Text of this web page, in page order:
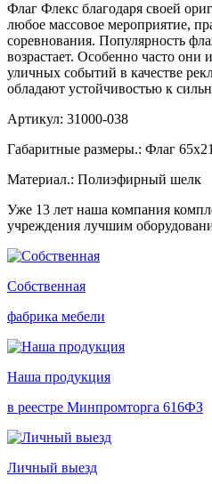
Флаг Флекс благодаря своей
любое массовое мероприятие,
соревнования. Популярность
возрастает. Особенно часто они
уличных событий в качестве
обладают устойчивостью к
Артикул: 31000-038
Габаритные размеры.: Флаг
Материал.: Полиэфирный шелк
Уже 13 лет наша компания
учреждения лучшим
Собственная
фабрика мебели
Наша продукция
в реестре Минпромторга 616ФЗ
Личный выезд